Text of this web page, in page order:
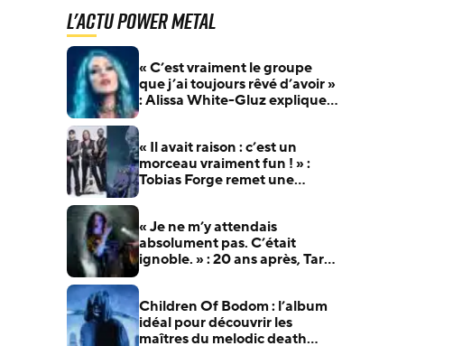
L'actu Power Metal
« C’est vraiment le groupe
que j’ai toujours rêvé d’avoir »
: Alissa White-Gluz explique
« Il avait raison : c’est un
morceau vraiment fun ! » :
Tobias Forge remet une
« Je ne m’y attendais
absolument pas. C’était
ignoble. » : 20 ans après, Tarja
Children Of Bodom : l’album
idéal pour découvrir les
maîtres du melodic death